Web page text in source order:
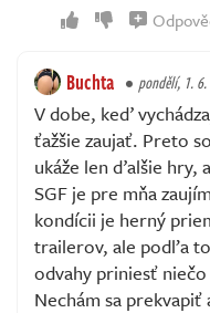
Buchta pondělí, 1.
V dobe, keď
ťažšie zaujať. Preto
ukáže len ďalšie hry,
SGF je pre mňa
kondícii je herný
trailerov, ale podľa
odvahy priniesť
Nechám sa